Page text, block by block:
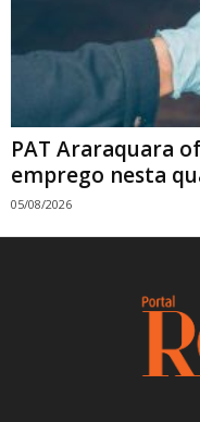
PAT Araraquara
emprego nesta
05/08/2026